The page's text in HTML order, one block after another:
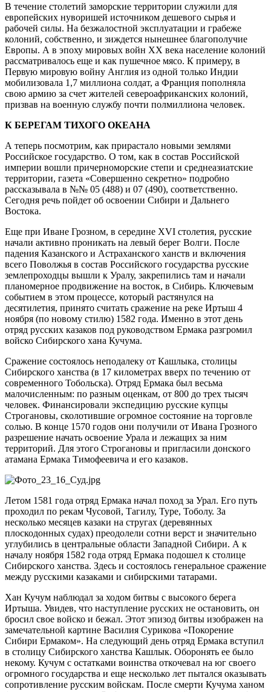
В течение столетий заморские территории служили для
европейских нуворишей источником дешевого сырья и
рабочей силы. На безжалостной эксплуатации и грабеже
колоний, собственно, и зиждется нынешнее благополучие
Европы. А в эпоху мировых войн XX века население колоний
рассматривалось еще и как пушечное мясо. К примеру, в
Первую мировую войну Англия из одной только Индии
мобилизовала 1,7 миллиона солдат, а Франция пополняла
свою армию за счет жителей североафриканских колоний,
призвав на военную службу почти полмиллиона человек.
К БЕРЕГАМ ТИХОГО ОКЕАНА
А теперь посмотрим, как прирастало новыми землями
Российское государство. О том, как в состав Российской
империи вошли причерноморские степи и среднеазиатские
территории, газета «Совершенно секретно» подробно
рассказывала в №№ 05 (488) и 07 (490), соответственно.
Сегодня речь пойдет об освоении Сибири и Дальнего
Востока.
Еще при Иване Грозном, в середине XVI столетия, русские
начали активно проникать на левый берег Волги. После
падения Казанского и Астраханского ханств и включения
всего Поволжья в состав Российского государства русские
землепроходцы вышли к Уралу, закрепились там и начали
планомерное продвижение на восток, в Сибирь. Ключевым
событием в этом процессе, который растянулся на
десятилетия, принято считать сражение на реке Иртыш 4
ноября (по новому стилю) 1582 года. Именно в этот день
отряд русских казаков под руководством Ермака разгромил
войско Сибирского хана Кучума.
Сражение состоялось неподалеку от Кашлыка, столицы
Сибирского ханства (в 17 километрах вверх по течению от
современного Тобольска). Отряд Ермака был весьма
малочисленным: по разным оценкам, от 800 до трех тысяч
человек. Финансировали экспедицию русские купцы
Строгановы, сколотившие огромное состояние на торговле
солью. В конце 1570 годов они получили от Ивана Грозного
разрешение начать освоение Урала и лежащих за ним
территорий. Для этого Строгановы и пригласили донского
атамана Ермака Тимофеевича и его казаков.
Летом 1581 года отряд Ермака начал поход за Урал. Его путь
проходил по рекам Чусовой, Тагилу, Туре, Тоболу. За
несколько месяцев казаки на стругах (деревянных
плоскодонных судах) преодолели сотни верст и значительно
углубились в центральные области Западной Сибири. А к
началу ноября 1582 года отряд Ермака подошел к столице
Сибирского ханства. Здесь и состоялось генеральное сражение
между русскими казаками и сибирскими татарами.
Хан Кучум наблюдал за ходом битвы с высокого берега
Иртыша. Увидев, что наступление русских не остановить, он
бросил свое войско и бежал. Этот эпизод битвы изображен на
замечательной картине Василия Сурикова «Покорение
Сибири Ермаком». На следующий день отряд Ермака вступил
в столицу Сибирского ханства Кашлык. Оборонять ее было
некому. Кучум с остатками воинства откочевал на юг своего
огромного государства и еще несколько лет пытался оказывать
сопротивление русским войскам. После смерти Кучума ханом